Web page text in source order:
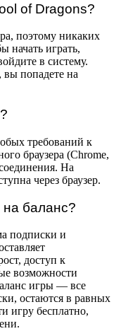
of Dragons?
поэтому никаких
начать играть,
в систему.
вы попадете на
требований к
браузера (Chrome,
На
через браузер.
на баланс?
подписки и
доступ к
возможности
игры — все
остаются в равных
игру бесплатно,